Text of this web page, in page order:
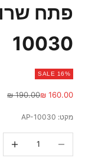
10030
SALE 16%
160.00 ₪ מחיר רגיל
190.00 ₪
מקט: AP-10030